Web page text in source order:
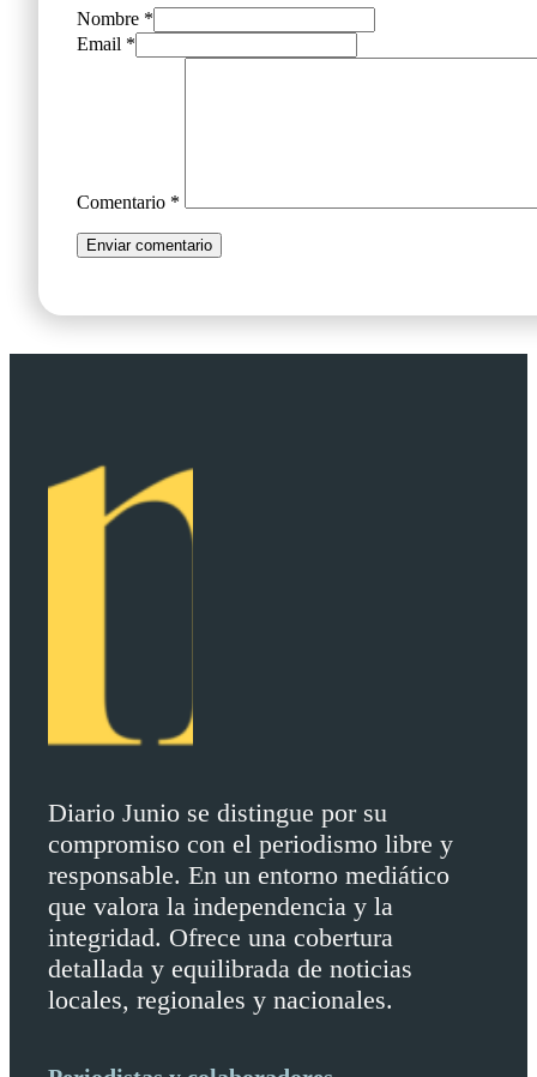
Nombre *
Email *
Comentario *
Diario Junio se distingue por su
compromiso con el periodismo libre y
responsable. En un entorno mediático
que valora la independencia y la
integridad. Ofrece una cobertura
detallada y equilibrada de noticias
locales, regionales y nacionales.